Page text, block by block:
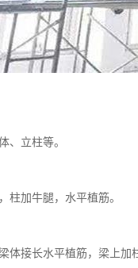
、立柱等。
柱加牛腿，水平植筋。
体接长水平植筋，梁上加